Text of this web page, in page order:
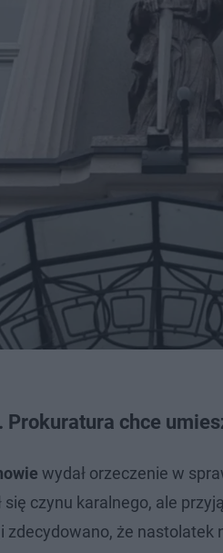
chce
wydał orzeczenie w
czynu karalnego, ale
że